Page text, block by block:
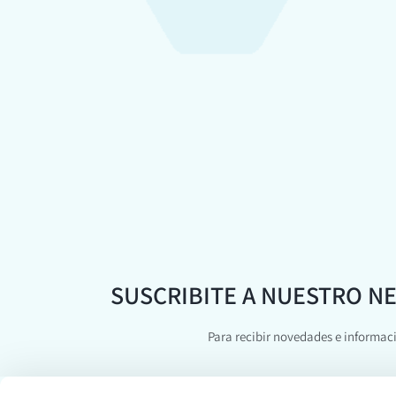
SUSCRIBITE A NUESTRO
Para recibir novedades e